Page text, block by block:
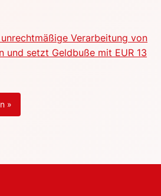
Verarbeitung von
und setzt Geldbuße mit EUR 13
»